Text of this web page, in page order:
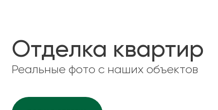
Отделка квартир
Реальные фото с наших объектов